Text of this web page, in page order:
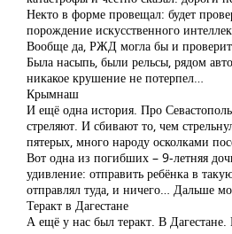
Некто в форме провещал: будет
порождение искусственного
Вообще да, РЖД могла бы и
Была насыпь, были рельсы, рядом
никакое крушение не потерпел…
Крымнаш
И ещё одна история. Про
стреляют. И сбивают то, чем
пятерых, много народу осколками
Вот одна из погибших – 9-летняя
удивление: отправить ребёнка в
отправлял туда, и ничего… Дальше
Теракт в Дагестане
А ещё у нас был теракт. В Дагестане.